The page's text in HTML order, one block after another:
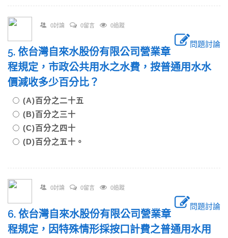
0討論 0留言 0追蹤
問題討論
5. 依台灣自來水股份有限公司營業章
程規定，市政公共用水之水費，按普通用水水
價減收多少百分比？
(A)百分之二十五
(B)百分之三十
(C)百分之四十
(D)百分之五十。
0討論 0留言 0追蹤
問題討論
6. 依台灣自來水股份有限公司營業章
程規定，因特殊情形採按口計費之普通用水用